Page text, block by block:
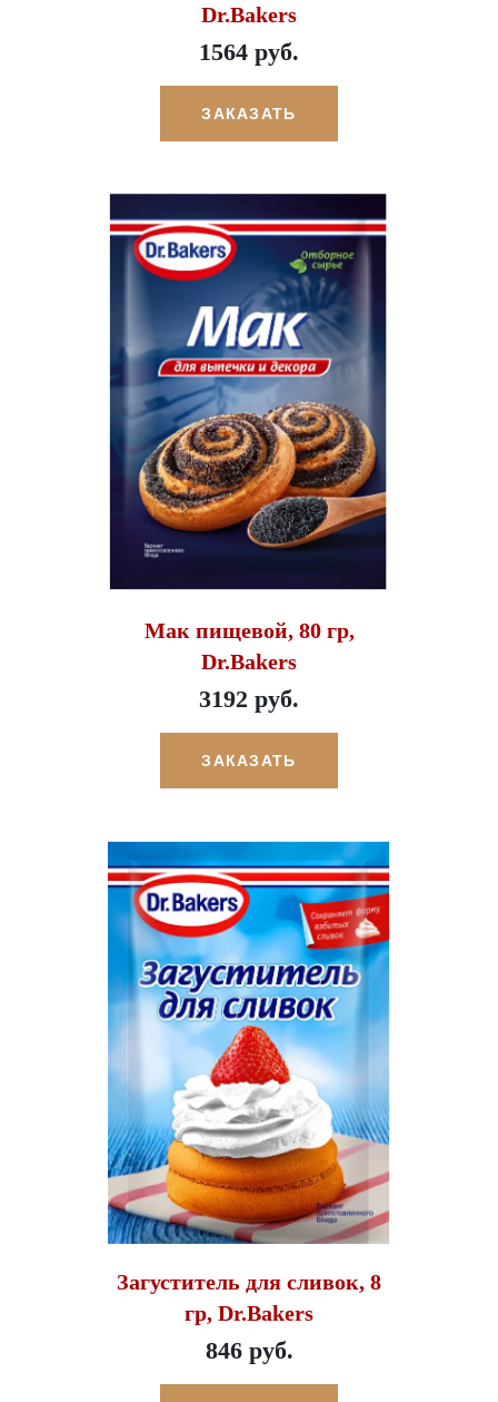
Dr.Bakers
1564 руб.
ЗАКАЗАТЬ
Мак пищевой, 80 гр,
Dr.Bakers
3192 руб.
ЗАКАЗАТЬ
Загуститель для сливок, 8
гр, Dr.Bakers
846 руб.